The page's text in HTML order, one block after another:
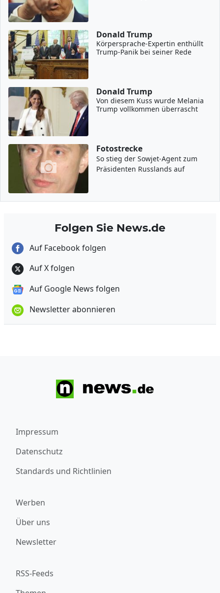
Donald Trump
Körpersprache-Expertin enthüllt
Trump-Panik bei seiner Rede
Donald Trump
Von diesem Kuss wurde Melania
Trump vollkommen überrascht
Fotostrecke
So stieg der Sowjet-Agent zum
Präsidenten Russlands auf
Folgen Sie News.de
Auf Facebook folgen
Auf X folgen
Auf Google News folgen
Newsletter abonnieren
Impressum
Datenschutz
Standards und Richtlinien
Werben
Über uns
Newsletter
RSS-Feeds